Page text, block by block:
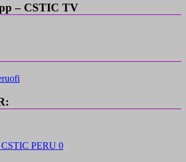
– CSTIC TV
CSTIC PERU 0